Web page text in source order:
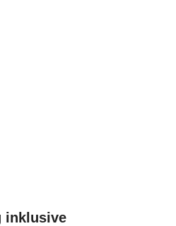
inklusive